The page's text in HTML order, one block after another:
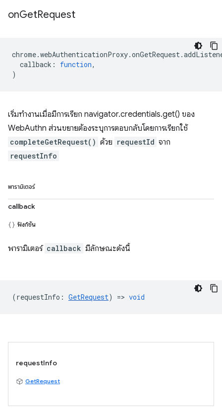
onGetRequest
chrome.webAuthenticationProxy.onGetRequest.
callback : function,
)
เริ่มทำงานเมื่อมีการเรียก navigator.credentials.get() ของ
WebAuthn ส่วนขยายต้องระบุการตอบกลับโดยการเรียกใช้
completeGetRequest() ด้วย requestId จาก
requestInfo
พารามิเตอร์
callback
ฟังก์ชัน
พารามิเตอร์ callback มีลักษณะดังนี้
(requestInfo : GetRequest) => void
requestInfo
GetRequest